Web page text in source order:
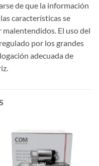
de que la información
características se
El uso del
por los grandes
adecuada de